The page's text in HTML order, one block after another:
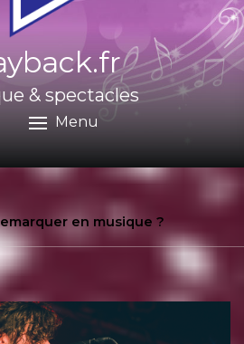
& spectacles
Menu
en musique ?